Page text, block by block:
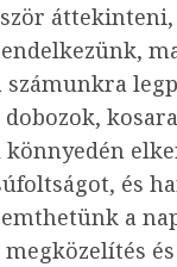
könnyedén
és
a